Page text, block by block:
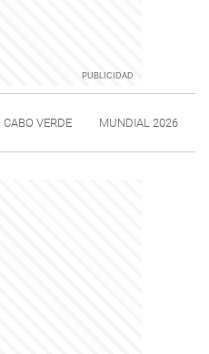
CABO VERDE MUNDIAL 2026